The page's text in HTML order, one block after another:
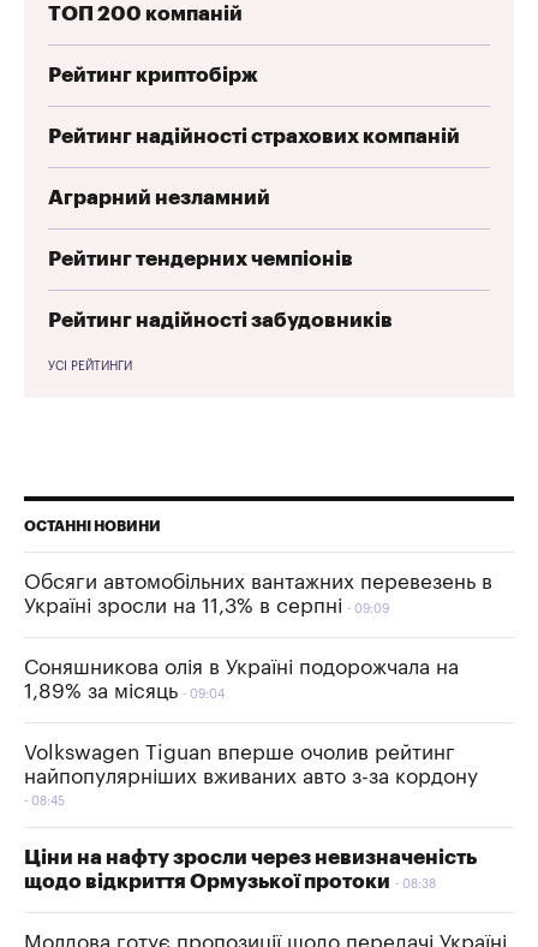
ТОП 200 компаній
Рейтинг криптобірж
Рейтинг надійності страхових компаній
Аграрний незламний
Рейтинг тендерних чемпіонів
Рейтинг надійності забудовників
УСІ РЕЙТИНГИ
ОСТАННІ НОВИНИ
Обсяги автомобільних вантажних перевезень в
Україні зросли на 11,3% в серпні
09:09
Соняшникова олія в Україні подорожчала на
1,89% за місяць
09:04
Volkswagen Tiguan вперше очолив рейтинг
найпопулярніших вживаних авто з-за кордону
08:45
Ціни на нафту зросли через невизначеність
щодо відкриття Ормузької протоки
08:38
Молдова готує пропозиції щодо передачі Україні